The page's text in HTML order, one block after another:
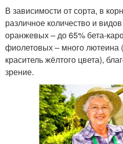
В зависимости от сорта, в
различное количество и
оранжевых – до 65% бета-
фиолетовых – много лютеина
краситель жёлтого цвета),
зрение.